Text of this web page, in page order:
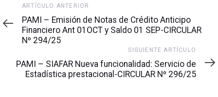
Artículo
anterior
ARTÍCULO ANTERIOR
PAMI – Emisión de Notas de Crédito Anticipo
Financiero Ant 01OCT y Saldo 01 SEP-CIRCULAR
Nº 294/25
artículo
SIGUIENTE ARTÍCULO
PAMI – SIAFAR Nueva funcionalidad: Servicio de
Estadística prestacional-CIRCULAR Nº 296/25